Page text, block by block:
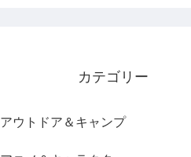
カテゴリー
アウトドア＆キャンプ